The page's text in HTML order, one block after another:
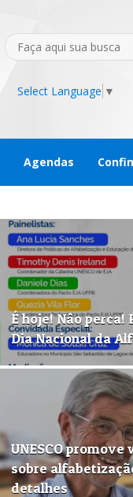
Select Language ▼
Agendas
É hoje! Nâo perca!
Dia Nacional da
UNESCO promove
sobre
detalhes